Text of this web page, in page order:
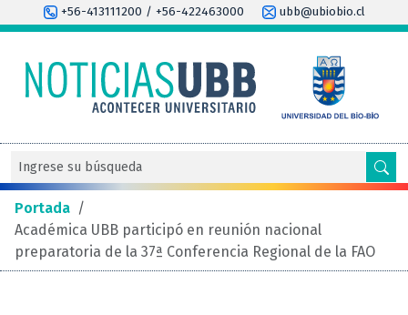
+56-413111200 / +56-422463000 ubb@ubiobio.cl
Portada /
Académica UBB participó en reunión nacional
preparatoria de la 37ª Conferencia Regional de la FAO